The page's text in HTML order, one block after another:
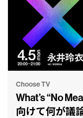
Choose TV
What’s “No
向けて何が議